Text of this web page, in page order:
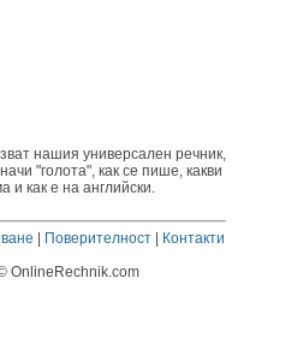
нашия универсален речник,
"голота", как се пише, какви
и как е на английски.
Поверителност|
Контакти
OnlineRechnik.com